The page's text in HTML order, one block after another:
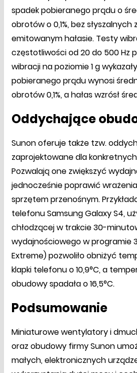
spadek pobieranego prądu o
obrotów o 0,1%, bez słyszalnych
emitowanym hałasie. Testy
częstotliwości od 20 do 500 Hz
wibracji na poziomie 1 g
pobieranego prądu wynosi
obrotów 0,1%, a hałas wzrósł
Oddychające
Sunon oferuje także tzw.
zaprojektowane dla
Pozwalają one zwiększyć
jednocześnie poprawić
sprzętem przenośnym.
telefonu Samsung Galaxy S4,
chłodzącej w trakcie 30-
wydajnościowego w programie
Extreme) pozwoliło obniżyć
klapki telefonu o 10,9°C, a
obudowy spadała o 16,5°C.
Podsumowanie
Miniaturowe wentylatory i
oraz obudowy firmy Sunon
małych, elektronicznych